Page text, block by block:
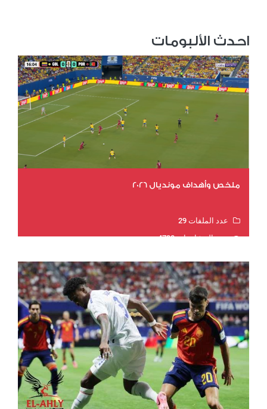
احدث الألبومات
ملخص وأهداف مونديال 2026
عدد الملفات 29
عدد المشاهدات 4730